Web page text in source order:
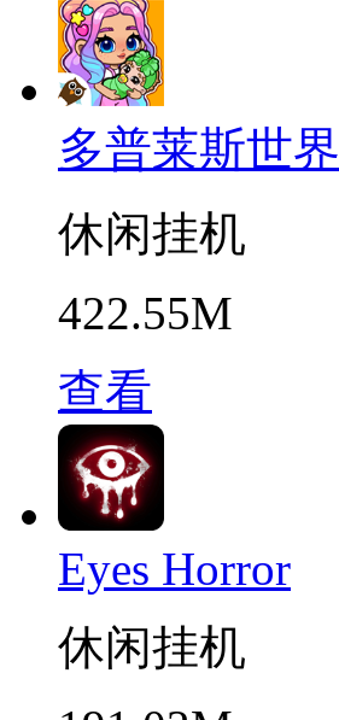
多普莱斯世界
休闲挂机
422.55M
查看
Eyes Horror
休闲挂机